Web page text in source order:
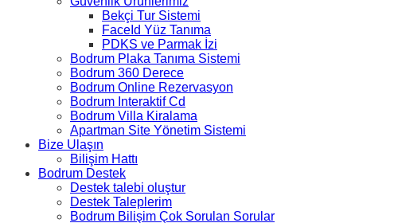
Bekçi Tur Sistemi
FaceId Yüz Tanıma
PDKS ve Parmak İzi
Bodrum Plaka Tanıma Sistemi
Bodrum 360 Derece
Bodrum Online Rezervasyon
Bodrum Interaktif Cd
Bodrum Villa Kiralama
Apartman Site Yönetim Sistemi
Bize Ulaşın
Bilişim Hattı
Bodrum Destek
Destek talebi oluştur
Destek Taleplerim
Bodrum Bilişim Çok Sorulan Sorular